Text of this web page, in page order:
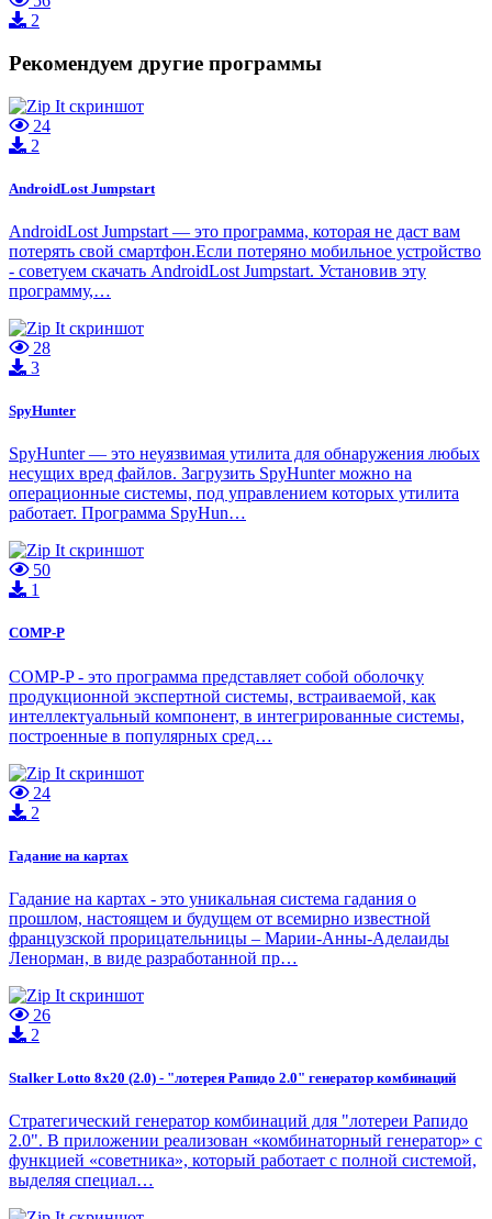
2
Рекомендуем другие программы
24
2
AndroidLost Jumpstart
AndroidLost Jumpstart — это программа, которая не даст вам
потерять свой смартфон.Если потеряно мобильное устройство
- советуем скачать AndroidLost Jumpstart. Установив эту
программу,…
28
3
SpyHunter
SpyHunter — это неуязвимая утилита для обнаружения любых
несущих вред файлов. Загрузить SpyHunter можно на
операционные системы, под управлением которых утилита
работает. Программа SpyHun…
50
1
COMP-P
COMP-P - это программа представляет собой оболочку
продукционной экспертной системы, встраиваемой, как
интеллектуальный компонент, в интегрированные системы,
построенные в популярных сред…
24
2
Гадание на картах
Гадание на картах - это уникальная система гадания о
прошлом, настоящем и будущем от всемирно известной
французской прорицательницы – Марии-Анны-Аделаиды
Ленорман, в виде разработанной пр…
26
2
Stalker Lotto 8x20 (2.0) - "лотерея Рапидо 2.0" генератор комбинаций
Стратегический генератор комбинаций для "лотереи Рапидо
2.0". В приложении реализован «комбинаторный генератор» с
функцией «советника», который работает с полной системой,
выделяя специал…